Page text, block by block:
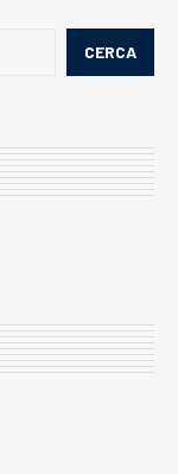
CERCA